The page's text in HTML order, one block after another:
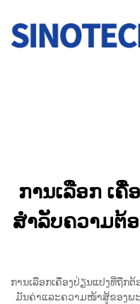
ການເລືອກ ເຄື່
ສຳລັບຄວາມຕ້
ການເລືອກເຄື່ອງປ່ຽນແປງທີ່ຖືກ
ມັນຄ່າແລະຄວາມໜ້າສູ້ຂອງພ